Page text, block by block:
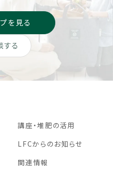
する
を見る
講座・堆肥の活用
LFCからのお知らせ
関連情報